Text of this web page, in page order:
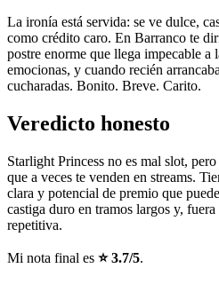
La ironía está servida: se ve dulce,
como crédito caro. En Barranco te
postre enorme que llega impecable a
emocionas, y cuando recién
cucharadas. Bonito. Breve. Carito.
Veredicto honesto
Starlight Princess no es mal slot,
que a veces te venden en streams.
clara y potencial de premio que
castiga duro en tramos largos y,
repetitiva.
Mi nota final es ⭐ 3.7/5.